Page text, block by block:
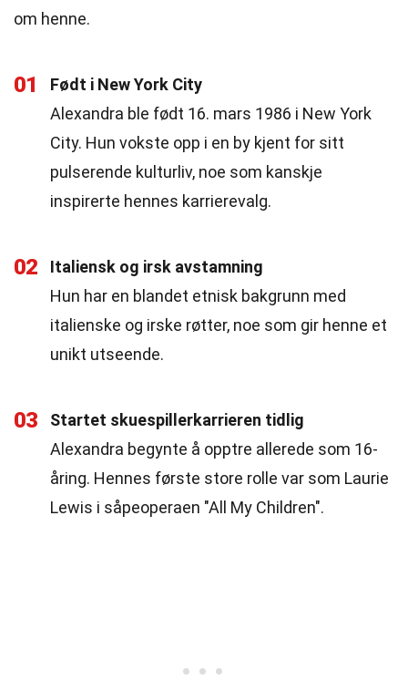
om henne.
01
Født i New York City
Alexandra ble født 16. mars 1986 i New York
City. Hun vokste opp i en by kjent for sitt
pulserende kulturliv, noe som kanskje
inspirerte hennes karrierevalg.
02
Italiensk og irsk avstamning
Hun har en blandet etnisk bakgrunn med
italienske og irske røtter, noe som gir henne et
unikt utseende.
03
Startet skuespillerkarrieren tidlig
Alexandra begynte å opptre allerede som 16-
åring. Hennes første store rolle var som Laurie
Lewis i såpeoperaen "All My Children".